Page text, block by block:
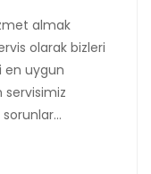
almak
olarak bizleri
en uygun
servisimiz